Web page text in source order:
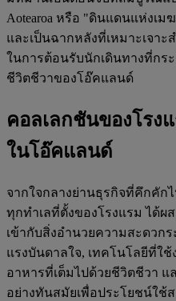
Aotearoa หรือ "ดินแดนแห่งเ
และเป็นฉากหลังที่เหมาะเจาะ
ในการต้อนรับนักเดินทางที่กร
ชีวิตชีวาของโอ๊คแลนด์
คอลเลกชันของโรง
ในโอ๊คแลนด์
จากใจกลางย่านธุรกิจที่คึกคั
ทุกทำเลที่ตั้งของโรงแรม ได้
เข้ากับสิ่งอำนวยความสะดวก
แรงบันดาลใจ, เทคโนโลยีที่ใ
อาหารที่เต็มไปด้วยชีวิตชีวา
อย่างทันสมัยเพื่อประโยชน์ใช้